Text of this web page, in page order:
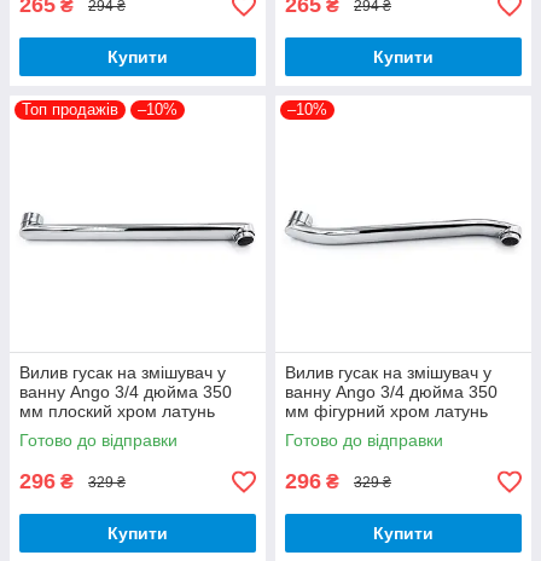
265 ₴ 294 ₴
Купити
265 ₴ 294 ₴
Купити
Топ продажів –10%
Вилив гусак на змішувач у
ванну Ango 3/4 дюйма 350
мм плоский хром латунь
Готово до відправки
296 ₴ 329 ₴
Купити
–10%
Вилив гусак на змішувач у
ванну Ango 3/4 дюйма 350
мм фігурний хром латунь
Готово до відправки
296 ₴ 329 ₴
Купити